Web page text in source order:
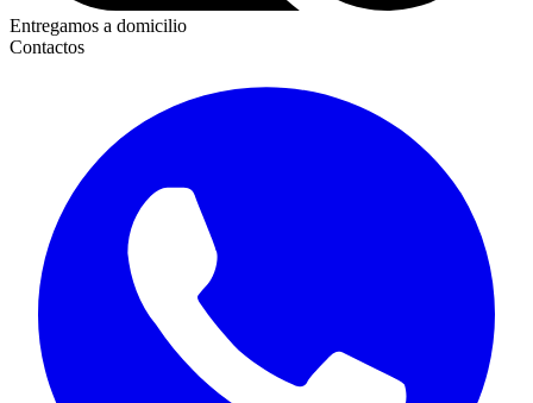
Entregamos a domicilio
Contactos